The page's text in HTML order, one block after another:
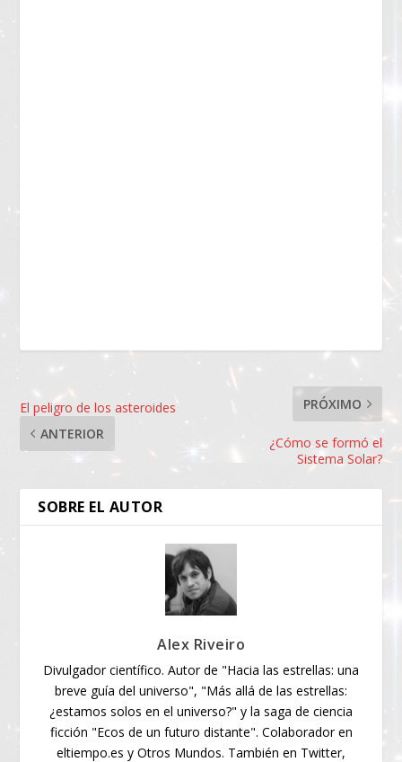
El peligro de los asteroides
ANTERIOR
PRÓXIMO
¿Cómo se formó el
Sistema Solar?
SOBRE EL AUTOR
Alex Riveiro
Divulgador científico. Autor de "Hacia las estrellas: una
breve guía del universo", "Más allá de las estrellas:
¿estamos solos en el universo?" y la saga de ciencia
ficción "Ecos de un futuro distante". Colaborador en
eltiempo.es y Otros Mundos. También en Twitter,